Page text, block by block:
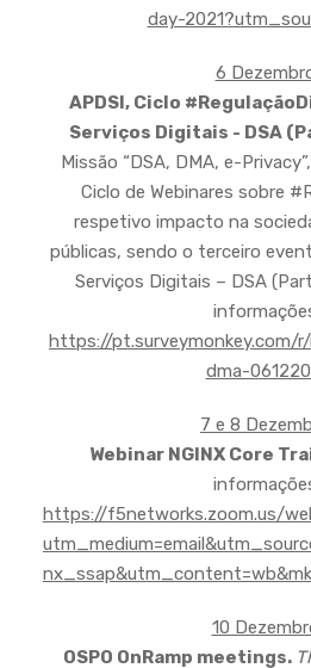
day-
6
APDSI, Ciclo
Serviços Digitais - DSA
Missão “DSA, DMA, e-
Ciclo de Webinares sobre
respetivo impacto na
públicas, sendo o terceiro
Serviços Digitais – DSA
https://pt.surveymonkey.com/
dma-
7 e 8
Webinar NGINX Core
https://f5networks.zoom.us/
10
OSPO OnRamp meetings.